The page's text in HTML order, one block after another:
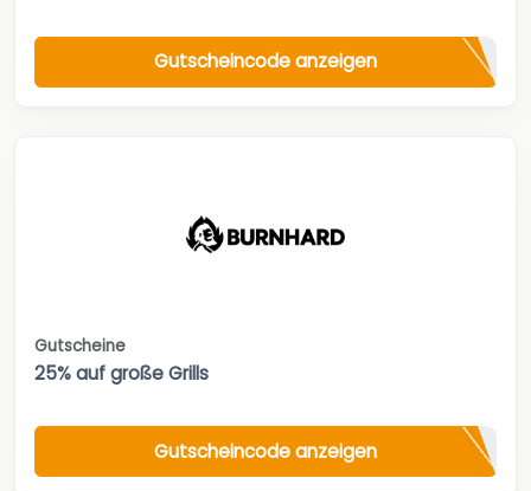
Gutscheincode anzeigen
Gutscheine
25% auf große Grills
Gutscheincode anzeigen